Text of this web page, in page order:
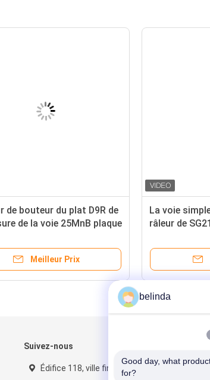
de bouteur du plat D9R de
de la voie 25MnB plaque
Meilleur Prix
La voie
râleur de
Suivez-nous
Édifice 118, ville financière, 1
belinda
Good day, what
for?